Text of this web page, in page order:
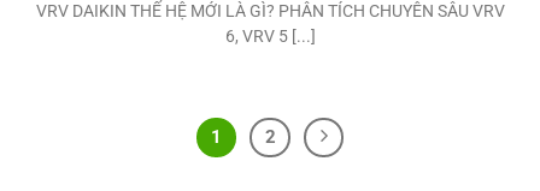
VRV DAIKIN THẾ HỆ MỚI LÀ GÌ? PHÂN TÍCH CHUYÊN SÂU VRV
6, VRV 5 [...]
1 2